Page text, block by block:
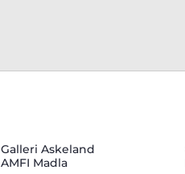
Galleri Askeland
AMFI Madla